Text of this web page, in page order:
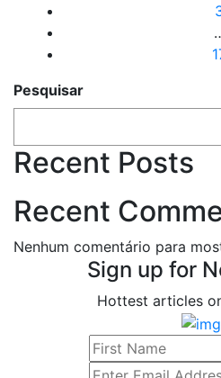
Pesquisar
Recent Posts
Recent
Nenhum comentário para
Sign up for
Hottest articles